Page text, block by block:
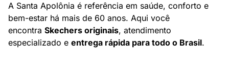
A Santa Apolônia é referência em saúde, conforto e
bem-estar há mais de 60 anos. Aqui você
encontra Skechers originais, atendimento
especializado e entrega rápida para todo o Brasil.